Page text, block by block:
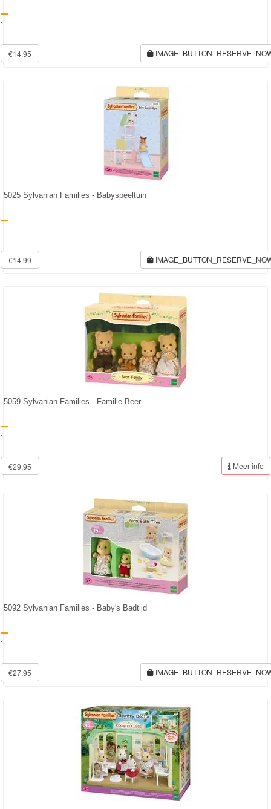
-
€14.95
5025 Sylvanian Families - Babyspeeltuin
-
€14.99
5059 Sylvanian Families - Familie Beer
-
€29.95 Meer info
5092 Sylvanian Families - Baby's Badtijd
-
€27.95